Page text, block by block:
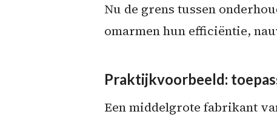
Nu de grens tussen
omarmen hun efficiëntie,
Praktijkvoorbeeld:
Een middelgrote fabrikant